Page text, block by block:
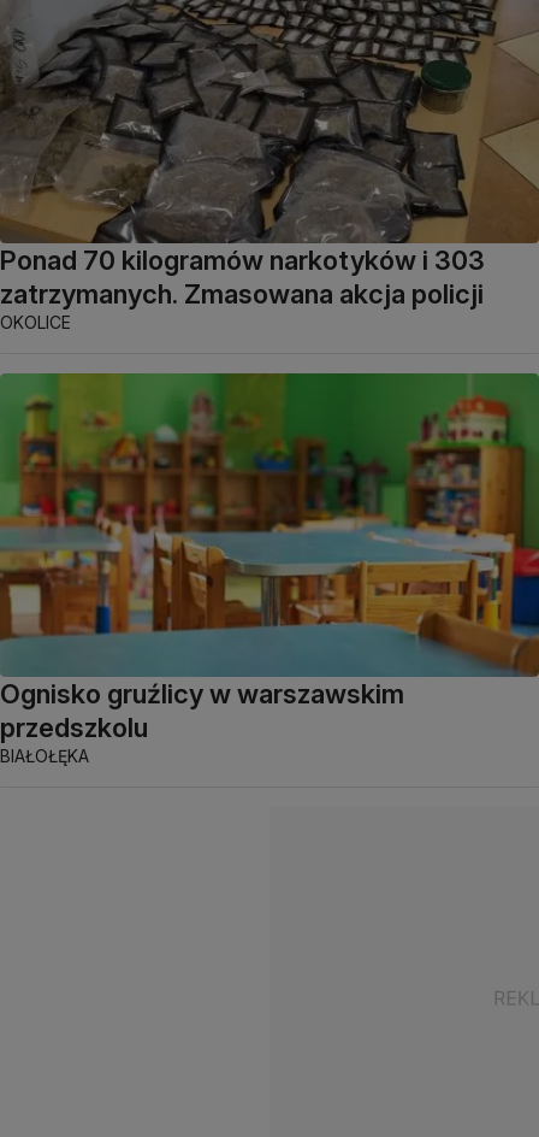
Ponad 70 kilogramów narkotyków i 303
zatrzymanych. Zmasowana akcja policji
OKOLICE
Ognisko gruźlicy w warszawskim
przedszkolu
BIAŁOŁĘKA